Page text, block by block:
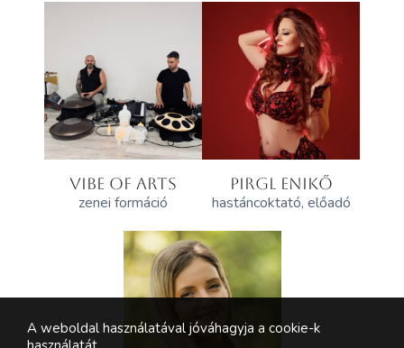
VIBE OF ARTS
zenei formáció
PIRGL ENIKŐ
hastáncoktató, előadó
A weboldal használatával jóváhagyja a cookie-k